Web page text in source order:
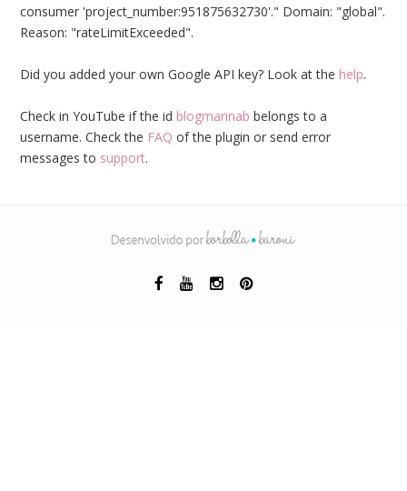
consumer 'project_number:951875632730'." Domain: "global".
Reason: "rateLimitExceeded".
Did you added your own Google API key? Look at the help.
Check in YouTube if the id blogmarinab belongs to a
username. Check the FAQ of the plugin or send error
messages to support.